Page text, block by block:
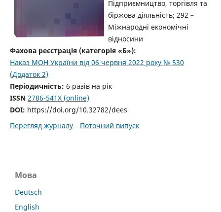
Підприємництво, торгівля та
біржова діяльність; 292 –
Міжнародні економічні
відносини
Фахова реєстрація (категорія «Б»):
Наказ МОН України від 06 червня 2022 року № 530
(Додаток 2)
Періодичність: 6 разів на рік
ISSN 2786-541X (online)
DOI: https://doi.org/10.32782/dees
Перегляд журналу
Поточний випуск
Мова
Deutsch
English